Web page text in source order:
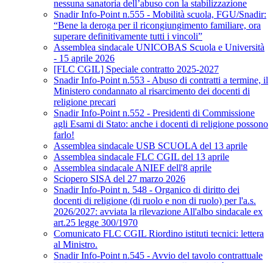
nessuna sanatoria dell’abuso con la stabilizzazione
Snadir Info-Point n.555 - Mobilità scuola, FGU/Snadir:
“Bene la deroga per il ricongiungimento familiare, ora
superare definitivamente tutti i vincoli”
Assemblea sindacale UNICOBAS Scuola e Università
- 15 aprile 2026
[FLC CGIL] Speciale contratto 2025-2027
Snadir Info-Point n.553 - Abuso di contratti a termine, il
Ministero condannato al risarcimento dei docenti di
religione precari
Snadir Info-Point n.552 - Presidenti di Commissione
agli Esami di Stato: anche i docenti di religione possono
farlo!
Assemblea sindacale USB SCUOLA del 13 aprile
Assemblea sindacale FLC CGIL del 13 aprile
Assemblea sindacale ANIEF dell'8 aprile
Sciopero SISA del 27 marzo 2026
Snadir Info-Point n. 548 - Organico di diritto dei
docenti di religione (di ruolo e non di ruolo) per l'a.s.
2026/2027: avviata la rilevazione All'albo sindacale ex
art.25 legge 300/1970
Comunicato FLC CGIL Riordino istituti tecnici: lettera
al Ministro.
Snadir Info-Point n.545 - Avvio del tavolo contrattuale